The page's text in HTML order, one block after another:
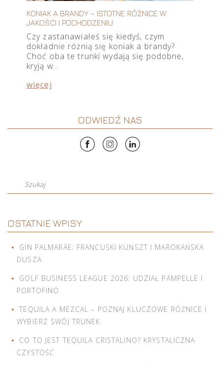
KONIAK A BRANDY – ISTOTNE RÓŻNICE W
JAKOŚCI I POCHODZENIU
Czy zastanawiałeś się kiedyś, czym
dokładnie różnią się koniak a brandy?
Choć oba te trunki wydają się podobne,
kryją w…
więcej
ODWIEDŹ NAS
Szukaj
OSTATNIE WPISY
GIN PALMARÁE: FRANCUSKI KUNSZT I MAROKAŃSKA
DUSZA
GOLF BUSINESS LEAGUE 2026: UDZIAŁ PAMPELLE I
PORTOFINO
TEQUILA A MEZCAL – POZNAJ KLUCZOWE RÓŻNICE I
WYBIERZ SWÓJ TRUNEK
CO TO JEST TEQUILA CRISTALINO? KRYSTALICZNA
CZYSTOŚĆ